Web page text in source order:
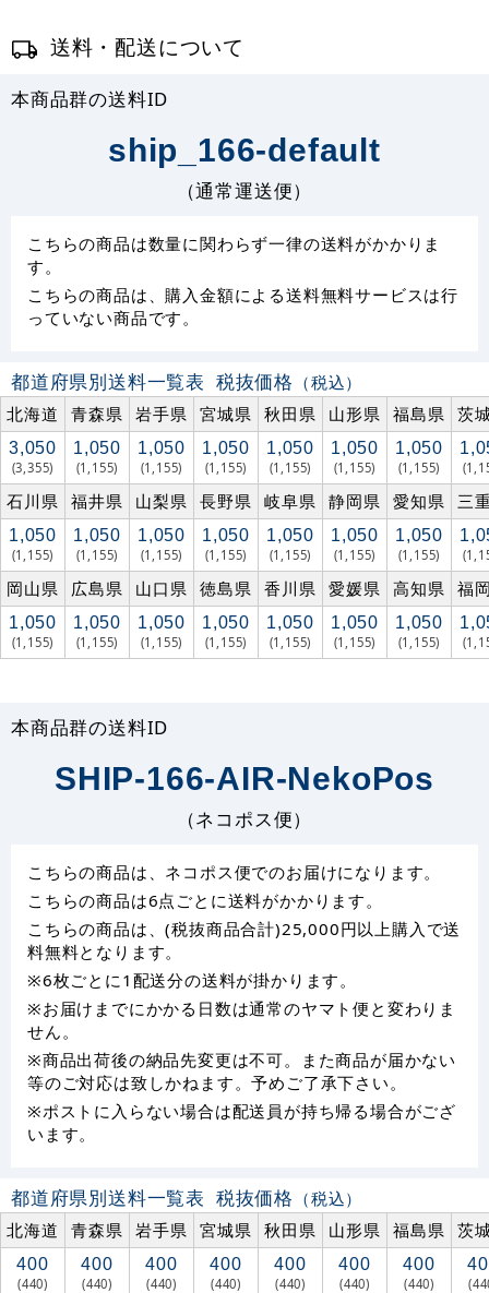
送料・配送について
本商品群の送料ID
ship_166-default
（通常運送便）
こちらの商品は数量に関わらず一律の送料がかかりま
す。
こちらの商品は、購入金額による送料無料サービスは行
っていない商品です。
都道府県別送料一覧表 税抜価格 （税込）
北海道
青森県 岩手県 宮城県 秋田県 山形県 福島県 茨
3,050
(3,355)
1,050
(1,155)
1,050
(1,155)
1,050
(1,155)
1,050
(1,155)
1,050
(1,155)
1,050
(1,155)
石川県 福井県 山梨県 長野県 岐阜県 静岡県 愛知県 三
1,050
(1,155)
1,050
(1,155)
1,050
(1,155)
1,050
(1,155)
1,050
(1,155)
1,050
(1,155)
1,050
(1,155)
岡山県 広島県 山口県 徳島県 香川県 愛媛県 高知県 福
1,050
(1,155)
1,050
(1,155)
1,050
(1,155)
1,050
(1,155)
1,050
(1,155)
1,050
(1,155)
1,050
(1,155)
本商品群の送料ID
SHIP-166-AIR-NekoPos
（ネコポス便）
こちらの商品は、ネコポス便でのお届けになります。
こちらの商品は6点ごとに送料がかかります。
こちらの商品は、(税抜商品合計)25,000円以上購入で送
料無料となります。
※6枚ごとに1配送分の送料が掛かります。
※お届けまでにかかる日数は通常のヤマト便と変わりま
せん。
※商品出荷後の納品先変更は不可。また商品が届かない
等のご対応は致しかねます。予めご了承下さい。
※ポストに入らない場合は配送員が持ち帰る場合がござ
います。
都道府県別送料一覧表 税抜価格 （税込）
北海道
青森県 岩手県 宮城県 秋田県 山形県 福島県 茨
400
(440)
400
(440)
400
(440)
400
(440)
400
(440)
400
(440)
400
(440)